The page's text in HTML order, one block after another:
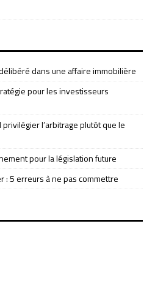
dans une affaire immobilière
pour les investisseurs
l’arbitrage plutôt que le
pour la législation future
: 5 erreurs à ne pas commettre